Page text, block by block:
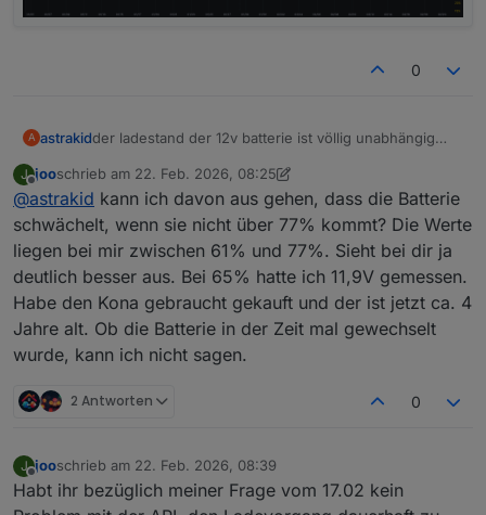
0
A astrakidder ladestand der 12v batterie ist völlig unabhängig
die 12v batterie so stark entladen wird, dass das auto
nicht mehr anspringt.
ansonsten pendelt bei mir der ladestand der 12v
zwischen 70 und 95%.
J
Offline
jooschrieb am 22. Feb. 2026, 08:25
zuletzt editiert von joo
@astrakid kann ich davon aus gehen, dass die Batterie
schwächelt, wenn sie nicht über 77% kommt? Die Werte
liegen bei mir zwischen 61% und 77%. Sieht bei dir ja
deutlich besser aus. Bei 65% hatte ich 11,9V gemessen.
Habe den Kona gebraucht gekauft und der ist jetzt ca. 4
Jahre alt. Ob die Batterie in der Zeit mal gewechselt
wurde, kann ich nicht sagen.
2 Antworten 0
J
Offline
jooschrieb am 22. Feb. 2026, 08:39
zuletzt editiert von
Habt ihr bezüglich meiner Frage vom 17.02 kein